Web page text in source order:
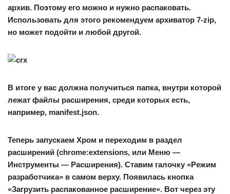
архив. Поэтому его можно и нужно распаковать.
Использовать для этого рекомендуем архиватор 7-zip,
но может подойти и любой другой.
В итоге у вас должна получиться папка, внутри которой
лежат файлы расширения, среди которых есть,
например, manifest.json.
Теперь запускаем Хром и переходим в раздел
расширений (chrome:extensions, или Меню —
Инструменты — Расширения). Ставим галочку «Режим
разработчика» в самом верху. Появилась кнопка
«Загрузить распакованное расширение». Вот через эту